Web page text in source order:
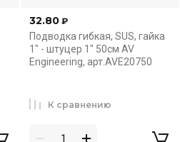
32.80 ₽
Подводка гибкая, SUS, гайка
1" - штуцер 1" 50см AV
Engineering, арт.AVE20750
К сравнению